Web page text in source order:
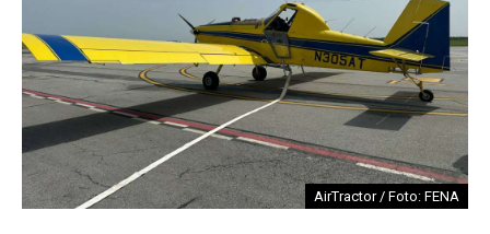
AirTractor / Foto: FENA